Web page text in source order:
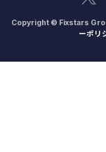
Copyright © Fixstars
ーポリ